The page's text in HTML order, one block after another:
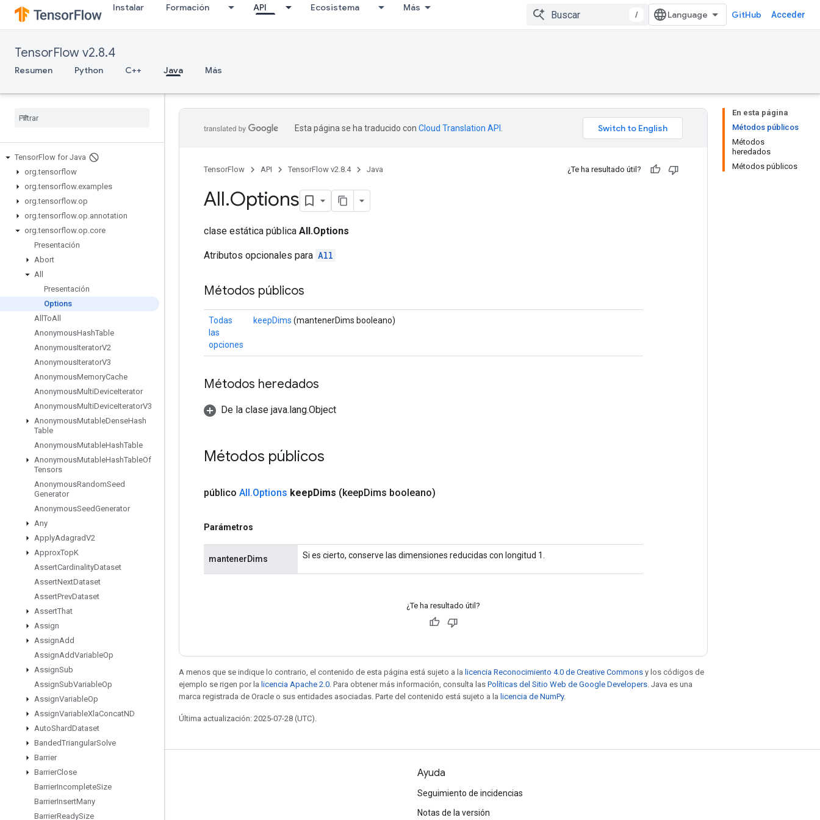
Instalar Formación API Ecosistema Más
/ GitHub Acceder
TensorFlow v2.8.4
Resumen Python C++ Java Más
TensorFlow for Java
org.tensorflow
org.tensorflow.examples
org.tensorflow.op
org.tensorflow.op.annotation
org.tensorflow.op.core
Presentación
Abort
All
Presentación
Options
All ToAll
AnonymousHashTable
AnonymousIteratorV2
AnonymousIteratorV3
AnonymousMemoryCache
AnonymousMultiDeviceIterator
AnonymousMultiDeviceIteratorV3
AnonymousMutableDenseHash
Table
AnonymousMutableHashTable
AnonymousMutableHashTableOf
Tensors
AnonymousRandomSeed
Generator
AnonymousSeedGenerator
Any
ApplyAdagradV2
ApproxTopK
AssertCardinalityDataset
AssertNextDataset
AssertPrevDataset
AssertThat
Assign
AssignAdd
AssignAddVariableOp
AssignSub
AssignSubVariableOp
AssignVariableOp
AssignVariableXlaConcatND
AutoShardDataset
BandedTriangularSolve
Barrier
BarrierClose
BarrierIncompleteSize
BarrierInsertMany
BarrierReadySize
En esta página
Métodos públicos
Métodos
heredados
Métodos públicos
Esta página se ha traducido con Cloud Translation API
TensorFlow API TensorFlow v2.8.4 Java ¿Te ha resultado útil?
All.Options
clase estática pública All.Options
Atributos opcionales para All
Métodos públicos
Todas
las
opciones
keepDims (mantenerDims booleano)
Métodos heredados
De la clase java.lang.Object
Métodos públicos
público All.Options keepDims (keepDims booleano)
Parámetros
mantenerDims Si es cierto, conserve las dimensiones reducidas con longitud 1.
¿Te ha resultado útil?
A menos que se indique lo contrario, el contenido de esta página está sujeto a la licencia Reconocimiento 4.0 de Creative Commons y los códigos de
ejemplo se rigen por la licencia Apache 2.0 . Para obtener más información, consulta las Políticas del Sitio Web de Google Developers . Java es una
marca registrada de Oracle o sus entidades asociadas. Parte del contenido está sujeto a la licencia de NumPy.
Última actualización: 2025-07-28 (UTC).
Seguir conectado Ayuda
Seguimiento de incidencias
Notas de la versión